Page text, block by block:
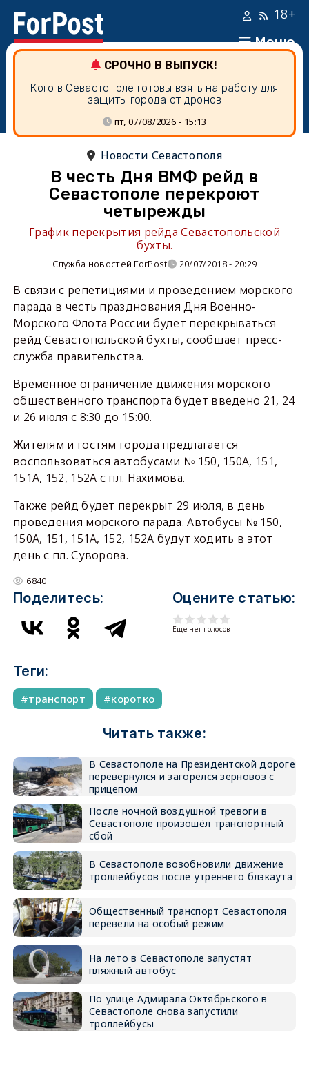
Меню
18+
СРОЧНО В ВЫПУСК!
Кого в Севастополе готовы взять на работу для
защиты города от дронов
пт, 07/08/2026 - 15:13
Новости Севастополя
В честь Дня ВМФ рейд в
Севастополе перекроют
четырежды
График перекрытия рейда Севастопольской
бухты.
Служба новостей ForPost 20/07/2018 - 20:29
В связи с репетициями и проведением морского
парада в честь празднования Дня Военно-
Морского Флота России будет перекрываться
рейд Севастопольской бухты, сообщает пресс-
служба правительства.
Временное ограничение движения морского
общественного транспорта будет введено 21, 24
и 26 июля с 8:30 до 15:00.
Жителям и гостям города предлагается
воспользоваться автобусами № 150, 150А, 151,
151А, 152, 152А с пл. Нахимова.
Также рейд будет перекрыт 29 июля, в день
проведения морского парада. Автобусы № 150,
150А, 151, 151А, 152, 152А будут ходить в этот
день с пл. Суворова.
6840
Поделитесь: Оцените статью:
Еще нет голосов
Теги:
транспорт коротко
Читать также:
В Севастополе на Президентской дороге
перевернулся и загорелся зерновоз с
прицепом
После ночной воздушной тревоги в
Севастополе произошёл транспортный
сбой
В Севастополе возобновили движение
троллейбусов после утреннего блэкаута
Общественный транспорт Севастополя
перевели на особый режим
На лето в Севастополе запустят
пляжный автобус
По улице Адмирала Октябрьского в
Севастополе снова запустили
троллейбусы